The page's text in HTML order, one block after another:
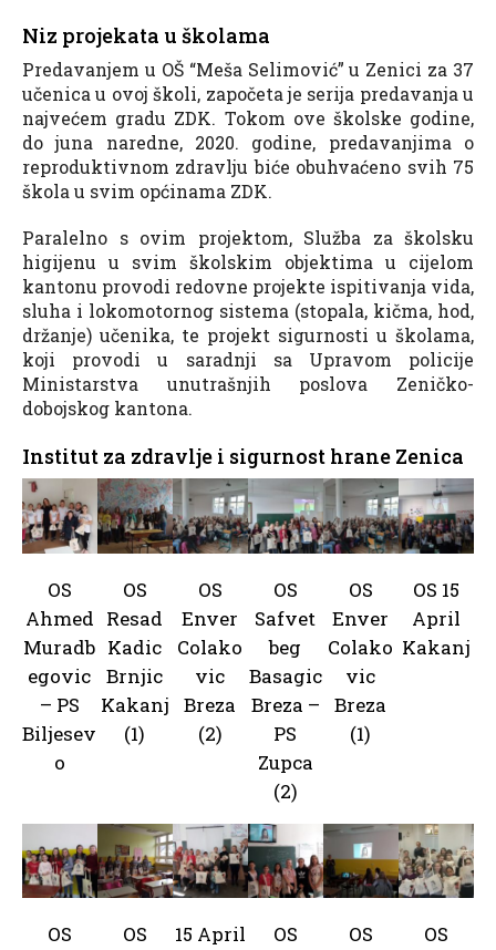
Niz projekata u školama
Predavanjem u OŠ “Meša Selimović” u Zenici za 37
učenica u ovoj školi, započeta je serija predavanja u
najvećem gradu ZDK. Tokom ove školske godine,
do juna naredne, 2020. godine, predavanjima o
reproduktivnom zdravlju biće obuhvaćeno svih 75
škola u svim općinama ZDK.
Paralelno s ovim projektom, Služba za školsku
higijenu u svim školskim objektima u cijelom
kantonu provodi redovne projekte ispitivanja vida,
sluha i lokomotornog sistema (stopala, kičma, hod,
držanje) učenika, te projekt sigurnosti u školama,
koji provodi u saradnji sa Upravom policije
Ministarstva unutrašnjih poslova Zeničko-
dobojskog kantona.
Institut za zdravlje i sigurnost hrane Zenica
OS
Ahmed
Muradb
egovic
– PS
Biljesev
o
OS
Resad
Kadic
Brnjic
Kakanj
(1)
OS
Enver
Colako
vic
Breza
(2)
OS
Safvet
beg
Basagic
Breza –
PS
Zupca
(2)
OS
Enver
Colako
vic
Breza
(1)
OS 15
April
Kakanj
OS OS 15 April OS OS OS